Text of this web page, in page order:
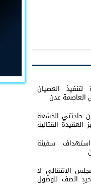
العصيان
العاصمة عدن
حادثتي الخشعة
القتالية
سفينة
الانتقالي لا
الصف للوصول
أولوية تفرضها